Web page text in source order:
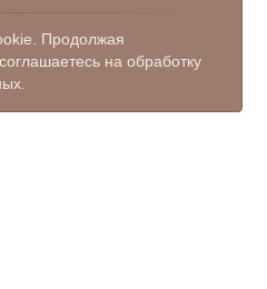
Продолжая
на обработку